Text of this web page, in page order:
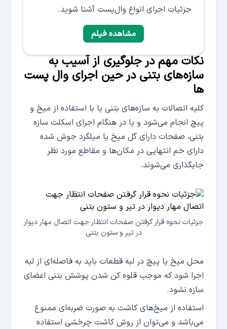
جزئیات اجرای انواع وال‌پست آشنا شوید.
مشاهده فیلم
نکات مهم در جلوگیری از آسیب به
سازه‌های بتنی در حین اجرای وال پست
ها
کلیه اتصالات به سازه‌‌های بتنی یا با استفاده از میخ و
پیچ انجام می‌شود و یا در هنگام اجرای اسکلت سازه
بتنی، صفحات دارای گل میخ یا میلگرد جوش شده
دارای خم انتهایی در مکان‌ها و مقاطع مورد نظر
جایگذاری می‌شوند.
جزئیات نحوه قرار گرفتن صفحات انتظار جهت اتصال مهار دیوار
در تیر و ستون بتنی
محل میخ یا پیچ در لبه قطعات باید به فاصله‌ای از لبه
اجرا شود که موجب قلوه کن شدن پوشش بتنی اعضای
سازه نشود.
استفاده از میخ‌های کاشت به صورت ضربه‌ای ممنوع
می‌باشد و می‌توان از روش کاشت چرخشی استفاده